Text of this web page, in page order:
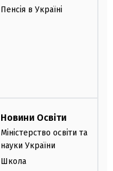
Пенсія в Україні
Новини Освіти
Міністерство освіти та
науки України
Школа